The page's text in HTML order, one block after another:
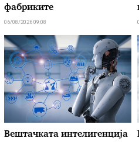
фабриките
06/08/2026 09:08
Вештачката интелигенција